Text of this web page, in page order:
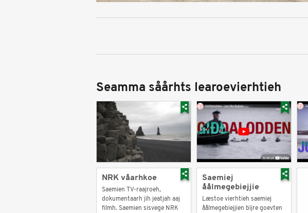
Seamma såårhts learoevierhtieh
NRK våarhkoe
Saemien TV-raajroeh,
dokumentaarh jïh jeatjah aaj
filmh. Saemien sisvege NRK
Saemiej
åålmegebiejjie
Læstoe vierhtieh saemiej
åålmegebiejjien bïjre goevten